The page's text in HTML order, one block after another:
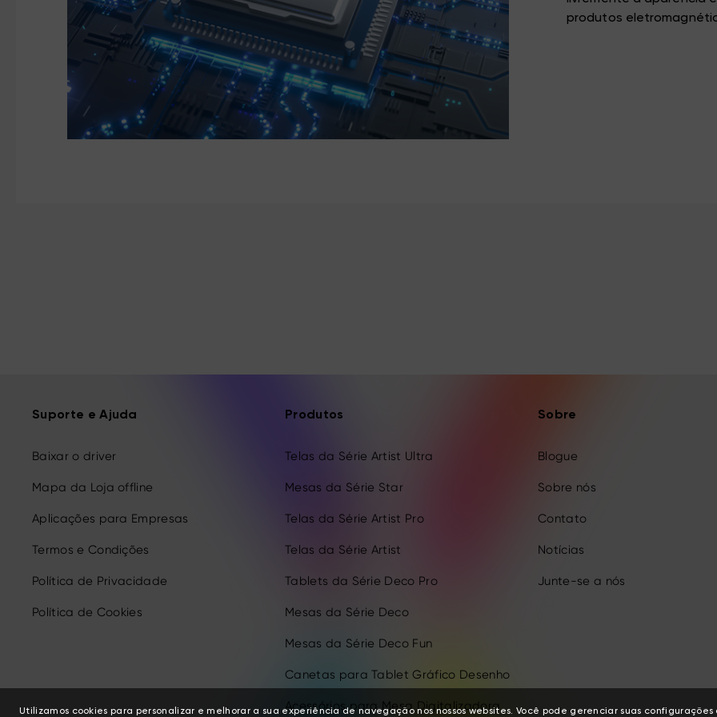
produtos
Suporte e Ajuda
Baixar o driver
Mapa da Loja offline
Aplicações para Empresas
Termos e Condições
Política de Privacidade
Política de Cookies
Produtos
Telas da Série Artist Ultra
Mesas da Série Star
Telas da Série Artist Pro
Telas da Série Artist
Tablets da Série Deco Pro
Mesas da Série Deco
Mesas da Série Deco Fun
Canetas para Tablet Gráfico Desenho
Acessórios para Mesa Digitalizadora
Sobre
Blogue
Sobre nós
Contato
Notícias
Junte-se a nós
Utilizamos cookies para personalizar e melhorar a sua experiência de navegação nos nossos websites. Você pode gerenciar suas